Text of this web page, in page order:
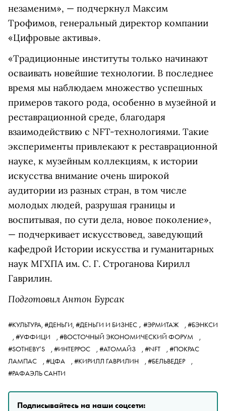
незаменим», — подчеркнул Максим
Трофимов, генеральный директор компании
«Цифровые активы».
«Традиционные институты только начинают
осваивать новейшие технологии. В последнее
время мы наблюдаем множество успешных
примеров такого рода, особенно в музейной и
реставрационной среде, благодаря
взаимодействию с NFT-технологиями. Такие
эксперименты привлекают к реставрационной
науке, к музейным коллекциям, к истории
искусства внимание очень широкой
аудитории из разных стран, в том числе
молодых людей, разрушая границы и
воспитывая, по сути дела, новое поколение»,
— подчеркивает искусствовед, заведующий
кафедрой Истории искусства и гуманитарных
наук МГХПА им. С. Г. Строганова Кирилл
Гаврилин.
Подготовил Антон Бурсак
#КУЛЬТУРА, #ДЕНЬГИ, #ДЕНЬГИ И БИЗНЕС , #ЭРМИТАЖ , #БЭНКСИ
, #УФФИЦИ , #ВОСТОЧНЫЙ ЭКОНОМИЧЕСКИЙ ФОРУМ
,
#SOTHEBY’S
, #ИНТЕРРОС , #АТОМАЙЗ , #NFT , #ПОКРАС
ЛАМПАС
, #ЦФА , #КИРИЛЛ ГАВРИЛИН , #БЕЛЬВЕДЕР
,
#РАФАЭЛЬ САНТИ
Подписывайтесь на наши соцсети: